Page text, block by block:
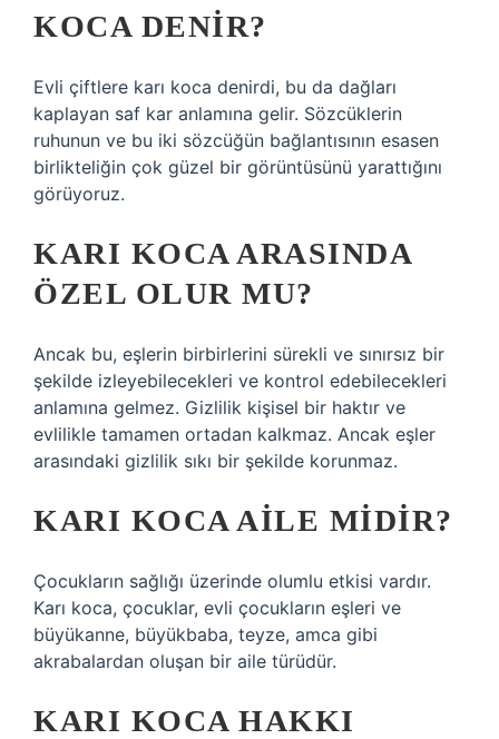
KOCA DENIR?
Evli çiftlere karı koca denirdi, bu da dağları
kaplayan saf kar anlamına gelir. Sözcüklerin
ruhunun ve bu iki sözcüğün bağlantısının esasen
birlikteliğin çok güzel bir görüntüsünü yarattığını
görüyoruz.
KARI KOCA ARASINDA
ÖZEL OLUR MU?
Ancak bu, eşlerin birbirlerini sürekli ve sınırsız bir
şekilde izleyebilecekleri ve kontrol edebilecekleri
anlamına gelmez. Gizlilik kişisel bir haktır ve
evlilikle tamamen ortadan kalkmaz. Ancak eşler
arasındaki gizlilik sıkı bir şekilde korunmaz.
KARI KOCA AILE MIDIR?
Çocukların sağlığı üzerinde olumlu etkisi vardır.
Karı koca, çocuklar, evli çocukların eşleri ve
büyükanne, büyükbaba, teyze, amca gibi
akrabalardan oluşan bir aile türüdür.
KARI KOCA HAKKI